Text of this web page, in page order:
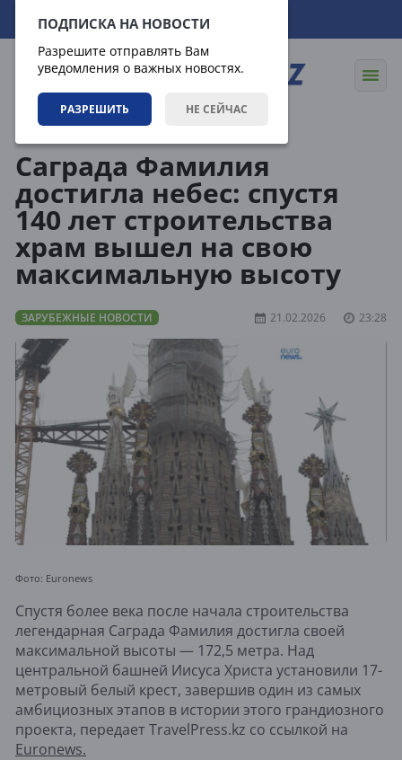
ПОДПИСКА НА НОВОСТИ
Разрешите отправлять Вам
уведомления о важных новостях.
РАЗРЕШИТЬ НЕ СЕЙЧАС
08.08.2026 17:21:24
Саграда Фамилия
достигла небес: спустя
140 лет строительства
храм вышел на свою
максимальную высоту
ЗАРУБЕЖНЫЕ НОВОСТИ 21.02.2026 23:28
Фото: Euronews
Спустя более века после начала строительства
легендарная Саграда Фамилия достигла своей
максимальной высоты — 172,5 метра. Над
центральной башней Иисуса Христа установили 17-
метровый белый крест, завершив один из самых
амбициозных этапов в истории этого грандиозного
проекта, передает TravelPress.kz со ссылкой на
Euronews.